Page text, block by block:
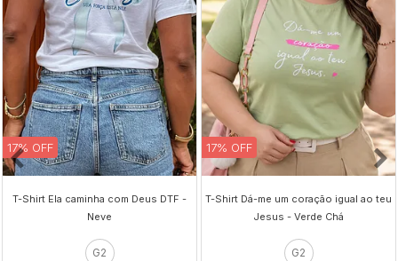
17% OFF
T-Shirt Ela caminha com Deus DTF -
Neve
G2
17% OFF
T-Shirt Dá-me um coração igual ao teu
Jesus - Verde Chá
G2